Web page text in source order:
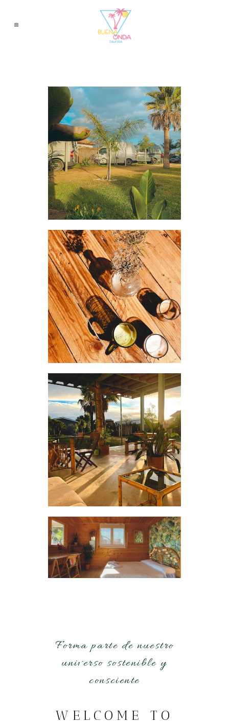
Forma parte de nuestro
universo sostenible y
consciente
WELCOME TO